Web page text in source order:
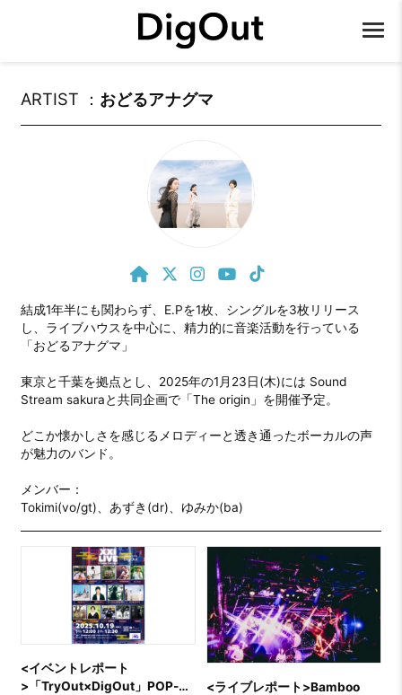
ARTIST ： おどるアナグマ
結成1年半にも関わらず、E.Pを1枚、シングルを3枚リリース
し、ライブハウスを中心に、精力的に音楽活動を行っている
「おどるアナグマ」
東京と千葉を拠点とし、2025年の1月23日(木)には Sound
Stream sakuraと共同企画で「The origin」を開催予定。
どこか懐かしさを感じるメロディーと透き通ったボーカルの声
が魅力のバンド。
メンバー：
Tokimi(vo/gt)、あずき(dr)、ゆみか(ba)
<イベントレポート
>「TryOut×DigOut」POP-UP
<ライブレポート>Bamboo